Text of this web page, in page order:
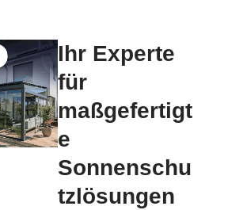
Ihr Experte
für
maßgefertigt
e
Sonnenschu
tzlösungen